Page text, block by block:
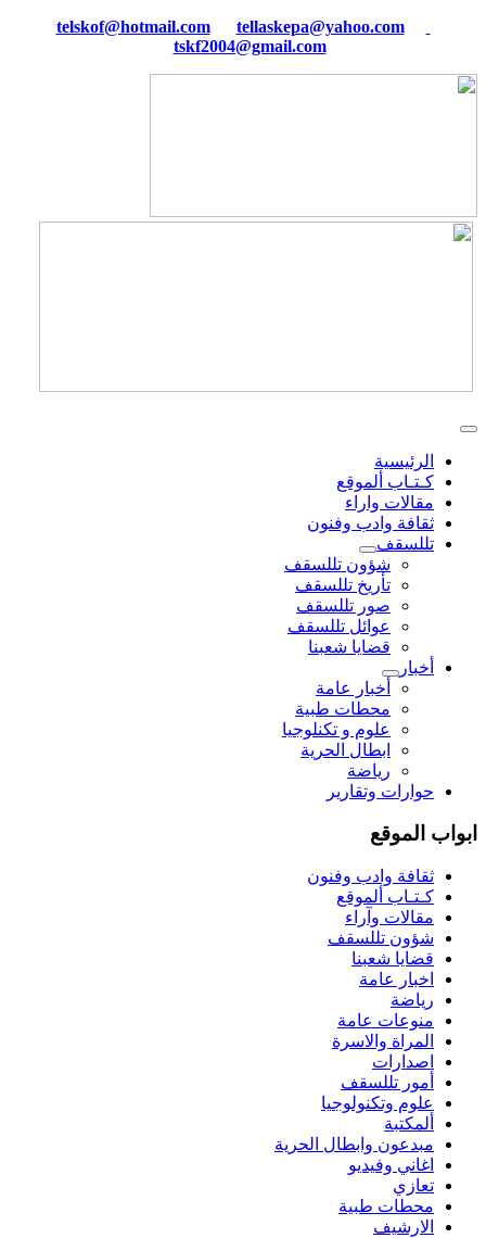
tellaskepa@yahoo.com
tskf2004@gmail.com
الرئيسية
كـتـاب ألموقع
مقالات واراء
ثقافة وادب وفنون
تللسقف
شؤون تللسقف
تأريخ تللسقف
صور تللسقف
عوائل تللسقف
قضايا شعبنا
أخبار
أخبار عامة
محطات طبية
علوم و تکنلوجیا
ابطال الحرية
رياضة
حوارات وتقارير
الموقع
ثقافة وادب وفنون
كـتـاب ألموقع
مقالات وآراء
شؤون تللسقف
قضايا شعبنا
اخبار عامة
رياضة
منوعات عامة
المراة والاسرة
اصدارات
أمور تللسقف
علوم وتكنولوجيا
ألمكتبة
مبدعون وابطال الحرية
اغاني وفيديو
تعازي
محطات طبية
الارشيف